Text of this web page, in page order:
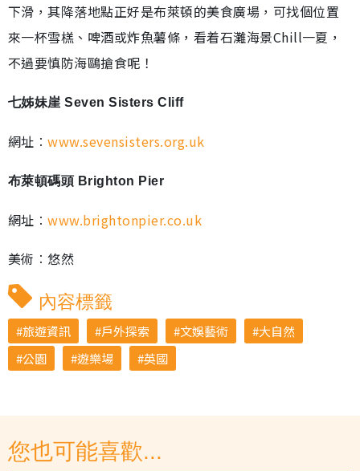
下滑，其降落地點正好是布萊頓的美食廣場，可找個位置
來一杯雪榚、啤酒或炸魚薯條，看着石灘海景Chill一夏，
不過要慎防海鷗搶食呢！
七姊妹崖 Seven Sisters Cliff
網址︰www.sevensisters.org.uk
布萊頓碼頭 Brighton Pier
網址︰www.brightonpier.co.uk
美術︰悠然
內容標籤
旅遊資訊 戶外探索 文娛藝術
大自然
公園
遊樂場 英國
您也可能喜歡...